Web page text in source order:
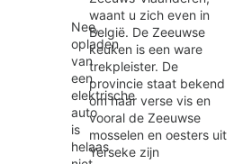
Nee,
opladen
van
een
elektrische
auto
is
helaas
waant u zich even in
België. De Zeeuwse
keuken is een ware
trekpleister. De
provincie staat bekend
om haar verse vis en
vooral de Zeeuwse
mosselen en oesters uit
Yerseke zijn